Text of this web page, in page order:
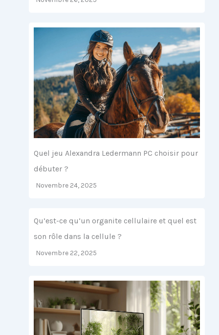
Quel jeu Alexandra Ledermann PC choisir pour
débuter ?
Novembre 24, 2025
Qu’est-ce qu’un organite cellulaire et quel est
son rôle dans la cellule ?
Novembre 22, 2025